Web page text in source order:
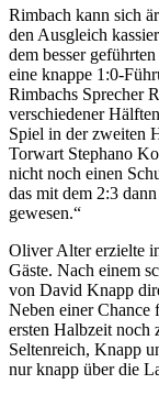
Rimbach kann sich
den Ausgleich
dem besser
eine knappe 1:0-
Rimbachs Sprecher
verschiedener
Spiel in der zweiten
Torwart Stephano
nicht noch einen
das mit dem 2:3
gewesen.“
Oliver Alter erzielte
Gäste. Nach einem
von David Knapp
Neben einer Chance
ersten Halbzeit
Seltenreich, Knapp
nur knapp über die